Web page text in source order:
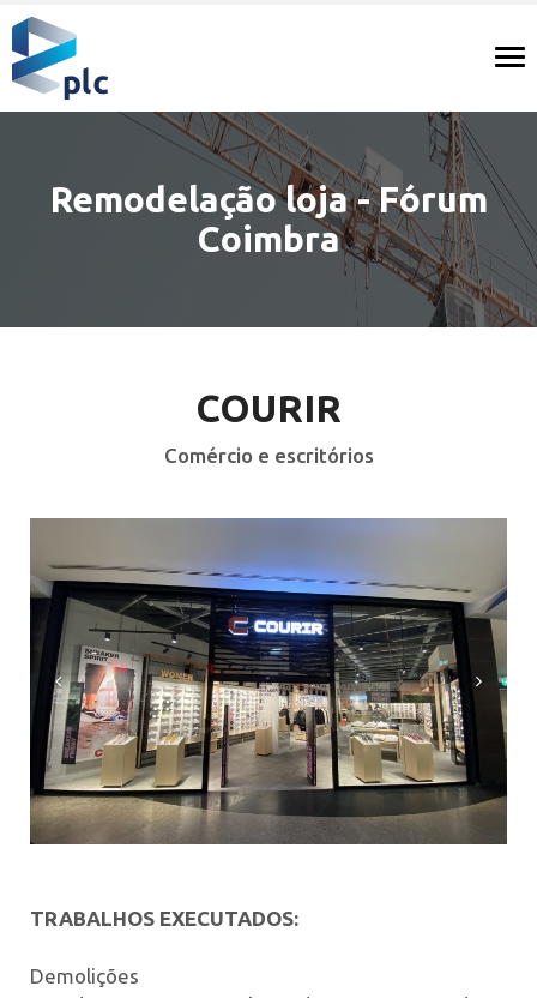
Remodelação loja - Fórum
Coimbra
COURIR
Comércio e escritórios
Anterior
TRABALHOS EXECUTADOS:
Demolições